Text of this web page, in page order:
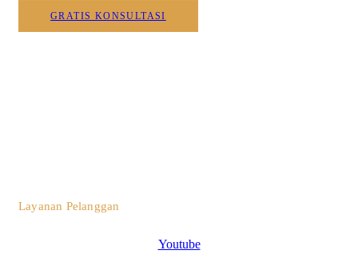
GRATIS KONSULTASI
Layanan Pelanggan
Youtube